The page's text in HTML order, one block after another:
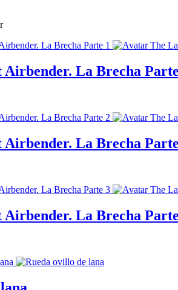
La Brecha
Airbender. La Brecha
Airbender. La Brecha